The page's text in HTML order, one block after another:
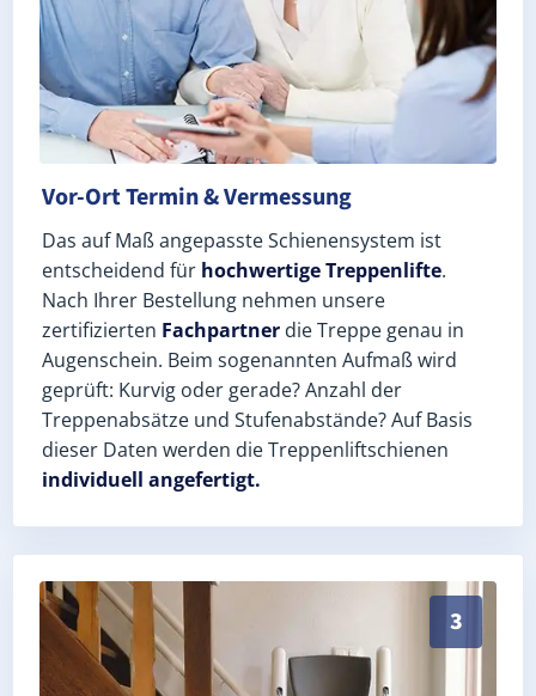
Vor-Ort Termin & Vermessung
Das auf Maß angepasste Schienensystem ist
entscheidend für hochwertige Treppenlifte.
Nach Ihrer Bestellung nehmen unsere
zertifizierten Fachpartner die Treppe genau in
Augenschein. Beim sogenannten Aufmaß wird
geprüft: Kurvig oder gerade? Anzahl der
Treppenabsätze und Stufenabstände? Auf Basis
dieser Daten werden die Treppenliftschienen
individuell angefertigt.
3
Schneller, sauberer Einbau durch zertifizierte